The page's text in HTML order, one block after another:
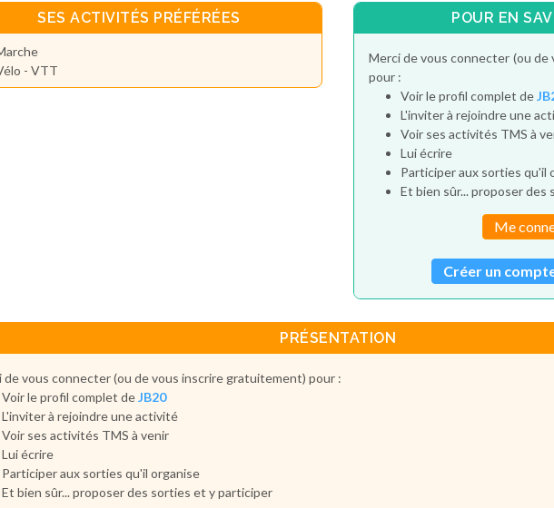
SES ACTIVITÉS PRÉFÉRÉES
- VTT
POUR EN
Merci de vous connecter (ou
pour :
Voir le profil complet de
L'inviter à rejoindre une
Voir ses activités TMS à
Lui écrire
Participer aux sorties qu'il
Et bien sûr... proposer
Me
Créer un
PRÉSENTATION
de vous connecter (ou de vous inscrire gratuitement) pour :
Voir le profil complet deJB20
L'inviter à rejoindre une activité
Voir ses activités TMS à venir
Lui écrire
Participer aux sorties qu'il organise
Et bien sûr... proposer des sorties et y participer